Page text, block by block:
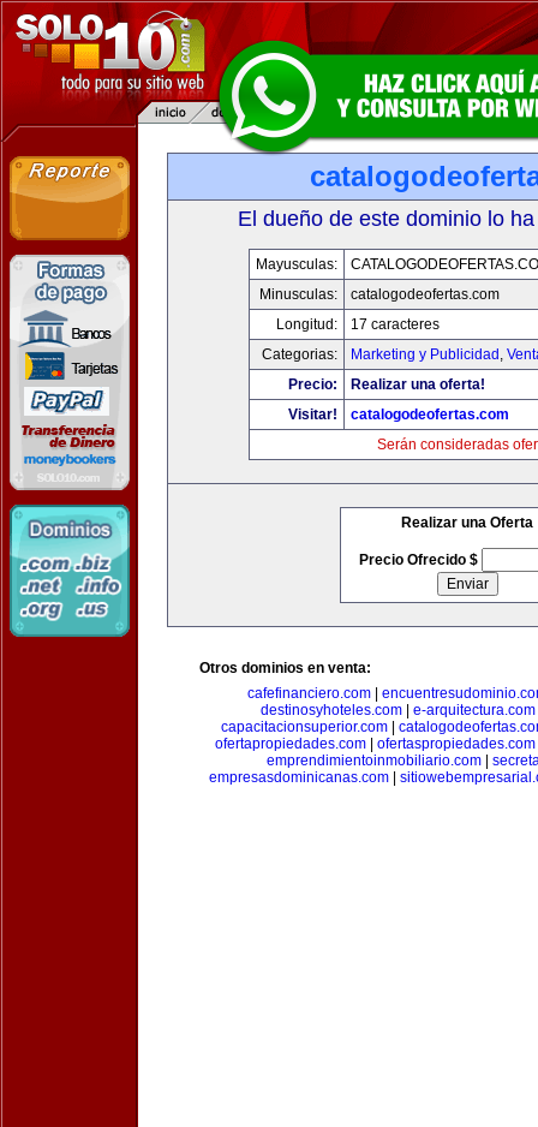
El dueño de este dominio lo
Mayusculas:
Minusculas:
catalogodeofertas.com
Longitud:
17 caracteres
Categorias:
Marketing y Publicidad ,
Precio:
Realizar una oferta!
Visitar!
catalogodeofertas.com
Serán consideradas
Realizar una Oferta
Precio Ofrecido $
Otros dominios en venta:
cafefinanciero.com
destinosyhoteles.com
e-arquitectura.com
capacitacionsuperior.com
ofertapropiedades.com
ofertaspropiedades.com
emprendimientoinmobiliario.com|
empresasdominicanas.com|